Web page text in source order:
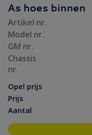
As hoes binnen
Artikel nr.
Model nr.
GM nr.
Chassis
nr.
Opel prijs
Prijs
Aantal